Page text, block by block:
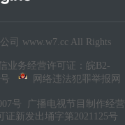
diy
司 www.w7.cc All Rights
业务经营许可证：皖B2-
网络违法犯罪举报网
号 广播电视节目制作经营
证新发出埇字第2021125号